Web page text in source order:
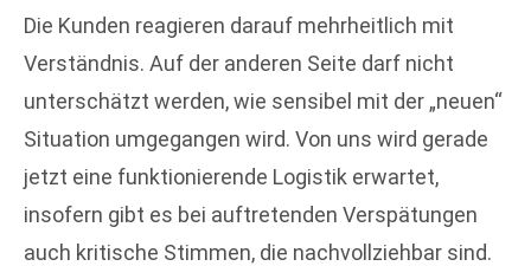
Die Kunden reagieren darauf mehrheitlich mit
Verständnis. Auf der anderen Seite darf nicht
unterschätzt werden, wie sensibel mit der „neuen“
Situation umgegangen wird. Von uns wird gerade
jetzt eine funktionierende Logistik erwartet,
insofern gibt es bei auftretenden Verspätungen
auch kritische Stimmen, die nachvollziehbar sind.